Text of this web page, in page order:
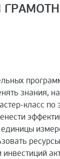
знания,
класс по